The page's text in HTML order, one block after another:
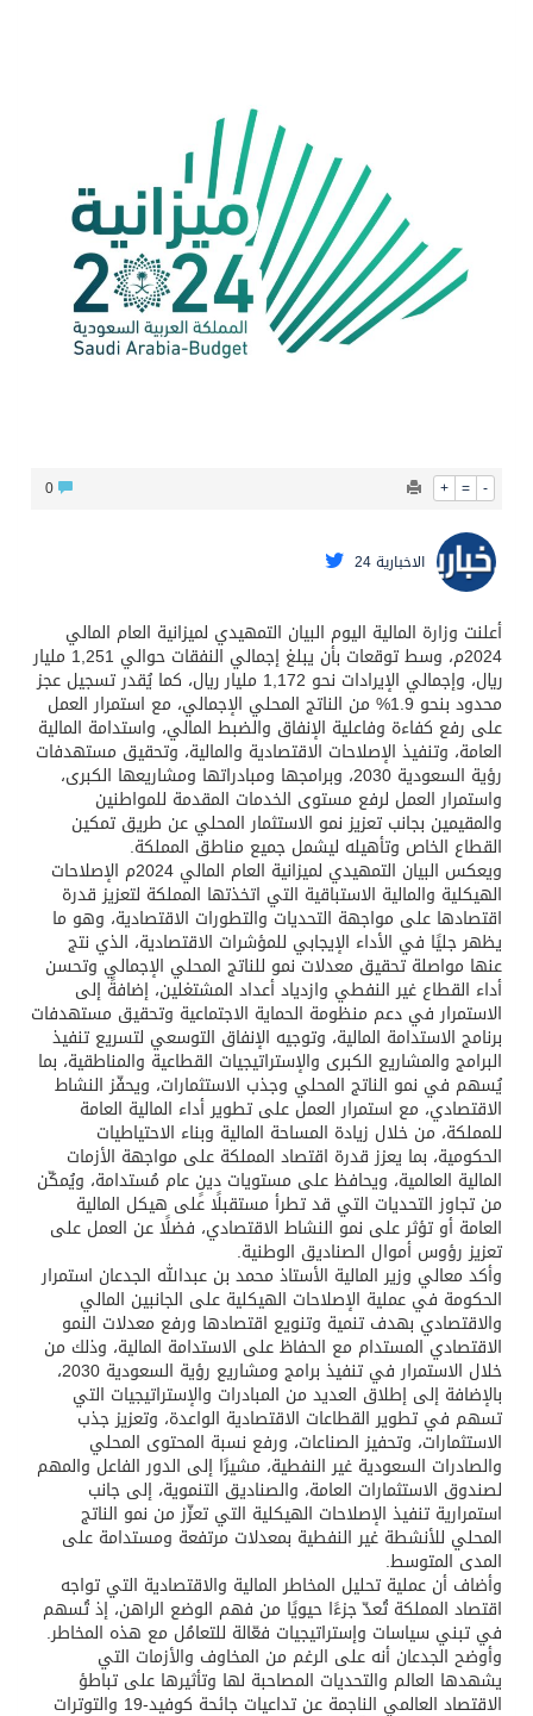
+ = -
الاخبارية 24
أعلنت وزارة المالية اليوم البيان التمهيدي لميزانية العام المالي
2024م، وسط توقعات بأن يبلغ إجمالي النفقات حوالي 1,251 مليار
ريال، وإجمالي الإيرادات نحو 1,172 مليار ريال، كما يُقدر تسجيل عجز
محدود بنحو 1.9% من الناتج المحلي الإجمالي، مع استمرار العمل
على رفع كفاءة وفاعلية الإنفاق والضبط المالي، واستدامة المالية
العامة، وتنفيذ الإصلاحات الاقتصادية والمالية، وتحقيق مستهدفات
رؤية السعودية 2030، وبرامجها ومبادراتها ومشاريعها الكبرى،
واستمرار العمل لرفع مستوى الخدمات المقدمة للمواطنين
والمقيمين بجانب تعزيز نمو الاستثمار المحلي عن طريق تمكين
القطاع الخاص وتأهيله ليشمل جميع مناطق المملكة.
ويعكس البيان التمهيدي لميزانية العام المالي 2024م الإصلاحات
الهيكلية والمالية الاستباقية التي اتخذتها المملكة لتعزيز قدرة
اقتصادها على مواجهة التحديات والتطورات الاقتصادية، وهو ما
يظهر جليًا في الأداء الإيجابي للمؤشرات الاقتصادية، الذي نتج
عنها مواصلة تحقيق معدلات نمو للناتج المحلي الإجمالي وتحسن
أداء القطاع غير النفطي وازدياد أعداد المشتغلين، إضافةً إلى
الاستمرار في دعم منظومة الحماية الاجتماعية وتحقيق مستهدفات
برنامج الاستدامة المالية، وتوجيه الإنفاق التوسعي لتسريع تنفيذ
البرامج والمشاريع الكبرى والإستراتيجيات القطاعية والمناطقية، بما
يُسهم في نمو الناتج المحلي وجذب الاستثمارات، ويحفّز النشاط
الاقتصادي، مع استمرار العمل على تطوير أداء المالية العامة
للمملكة، من خلال زيادة المساحة المالية وبناء الاحتياطيات
الحكومية، بما يعزز قدرة اقتصاد المملكة على مواجهة الأزمات
المالية العالمية، ويحافظ على مستويات دينٍ عام مُستدامة، ويُمكّن
من تجاوز التحديات التي قد تطرأ مستقبلًا على هيكل المالية
العامة أو تؤثر على نمو النشاط الاقتصادي، فضلًا عن العمل على
تعزيز رؤوس أموال الصناديق الوطنية.
وأكد معالي وزير المالية الأستاذ محمد بن عبدالله الجدعان استمرار
الحكومة في عملية الإصلاحات الهيكلية على الجانبين المالي
والاقتصادي بهدف تنمية وتنويع اقتصادها ورفع معدلات النمو
الاقتصادي المستدام مع الحفاظ على الاستدامة المالية، وذلك من
خلال الاستمرار في تنفيذ برامج ومشاريع رؤية السعودية 2030،
بالإضافة إلى إطلاق العديد من المبادرات والإستراتيجيات التي
تسهم في تطوير القطاعات الاقتصادية الواعدة، وتعزيز جذب
الاستثمارات، وتحفيز الصناعات، ورفع نسبة المحتوى المحلي
والصادرات السعودية غير النفطية، مشيرًا إلى الدور الفاعل والمهم
لصندوق الاستثمارات العامة، والصناديق التنموية، إلى جانب
استمرارية تنفيذ الإصلاحات الهيكلية التي تعزّز من نمو الناتج
المحلي للأنشطة غير النفطية بمعدلات مرتفعة ومستدامة على
المدى المتوسط.
وأضاف أن عملية تحليل المخاطر المالية والاقتصادية التي تواجه
اقتصاد المملكة تُعدّ جزءًا حيويًا من فهم الوضع الراهن، إذ تُسهم
في تبني سياسات وإستراتيجيات فعّالة للتعامُل مع هذه المخاطر.
وأوضح الجدعان أنه على الرغم من المخاوف والأزمات التي
يشهدها العالم والتحديات المصاحبة لها وتأثيرها على تباطؤ
الاقتصاد العالمي الناجمة عن تداعيات جائحة كوفيد-19 والتوترات